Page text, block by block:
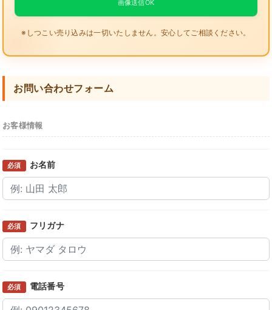
画像送信OK
※しつこい売り込みは一切いたしません。安心してご相談ください。
お問い合わせフォーム
お客様情報
必須 お名前
必須 フリガナ
必須 電話番号